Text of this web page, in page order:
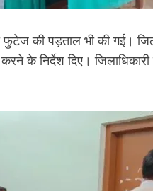
फुटेज की पड़ताल भी की गई।
के निर्देश दिए। जिलाधिकारी